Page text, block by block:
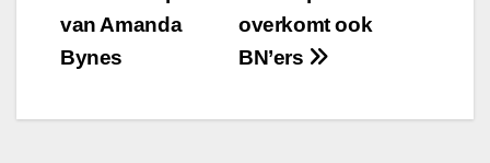
navigatie
overkomt ook
BN’ers
van Amanda
Bynes